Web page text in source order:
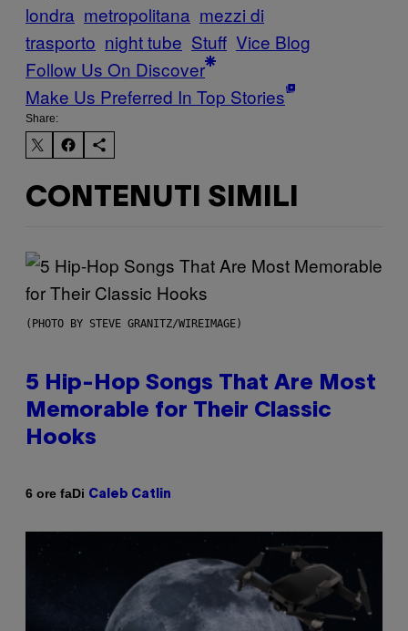
londra metropolitana mezzi di
trasporto night tube Stuff Vice Blog
Follow Us On Discover
Make Us Preferred In Top Stories
Share:
CONTENUTI SIMILI
(PHOTO BY STEVE GRANITZ/WIREIMAGE)
5 Hip-Hop Songs That Are Most
Memorable for Their Classic
Hooks
6 ore faDi Caleb Catlin